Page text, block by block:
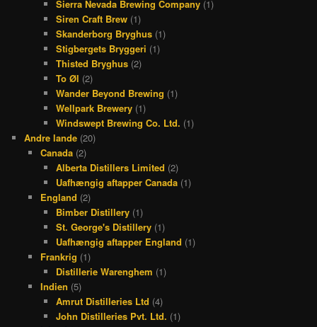
Sierra Nevada Brewing Company (1)
Siren Craft Brew (1)
Skanderborg Bryghus (1)
Stigbergets Bryggeri (1)
Thisted Bryghus (2)
To Øl (2)
Wander Beyond Brewing (1)
Wellpark Brewery (1)
Windswept Brewing Co. Ltd. (1)
Andre lande (20)
Canada(2)
Alberta Distillers Limited (2)
Uafhængig aftapper Canada (1)
England (2)
Bimber Distillery (1)
St. George's Distillery (1)
Uafhængig aftapper England (1)
Frankrig (1)
Distillerie Warenghem (1)
Indien (5)
Amrut Distilleries Ltd (4)
John Distilleries Pvt. Ltd. (1)